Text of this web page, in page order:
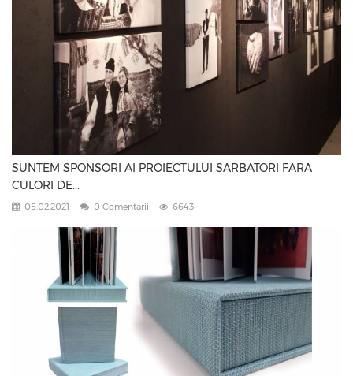
SUNTEM SPONSORI AI PROIECTULUI SARBATORI FARA
CULORI DE...
05.02.2021 0 Comentarii 6643